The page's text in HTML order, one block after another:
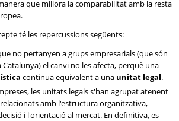
que millora la comparabilitat amb la resta
té les repercussions següents:
no pertanyen a grups empresarials (que són
Catalunya) el canvi no les afecta, perquè una
continua equivalent a una unitat legal.
les unitats legals s'han agrupat atenent
amb l'estructura organitzativa,
i l'orientació al mercat. En definitiva, es